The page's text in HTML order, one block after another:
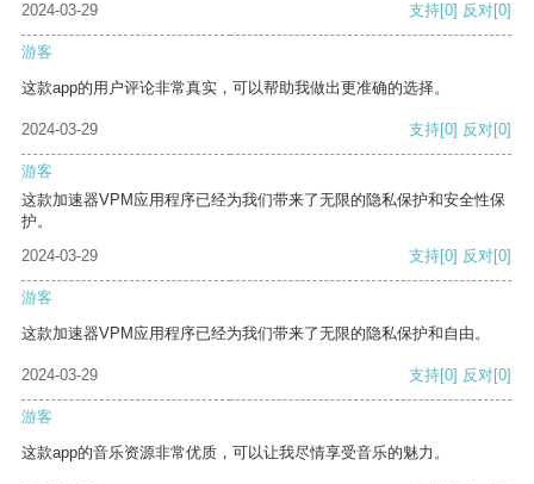
2024-03-29 支持[0] 反对[0]
游客
这款app的用户评论非常真实，可以帮助我做出更准确的选择。
2024-03-29 支持[0] 反对[0]
游客
这款加速器VPM应用程序已经为我们带来了无限的隐私保护和安全性保
护。
2024-03-29
支持[0] 反对[0]
游客
这款加速器VPM应用程序已经为我们带来了无限的隐私保护和自由。
2024-03-29 支持[0] 反对[0]
游客
这款app的音乐资源非常优质，可以让我尽情享受音乐的魅力。